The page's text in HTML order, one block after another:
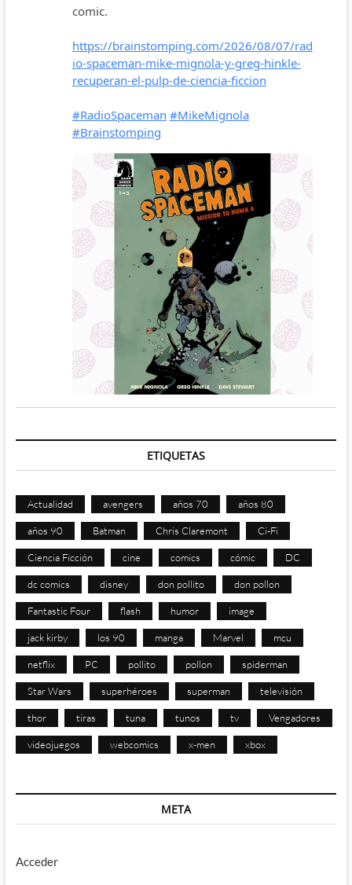
ETIQUETAS
Actualidad avengers años 70 años 80
años 90 Batman Chris Claremont Ci-Fi
Ciencia Ficción cine comics cómic DC
dc comics disney don pollito don pollon
Fantastic Four flash humor image
jack kirby los 90 manga Marvel mcu
netflix PC pollito pollon spiderman
Star Wars superhéroes superman televisión
thor tiras tuna tunos tv Vengadores
videojuegos webcomics x-men xbox
META
Acceder